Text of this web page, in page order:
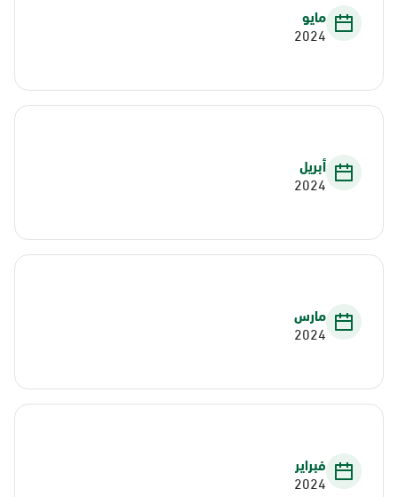
مايو
2024
أبريل
2024
مارس
2024
فبراير
2024